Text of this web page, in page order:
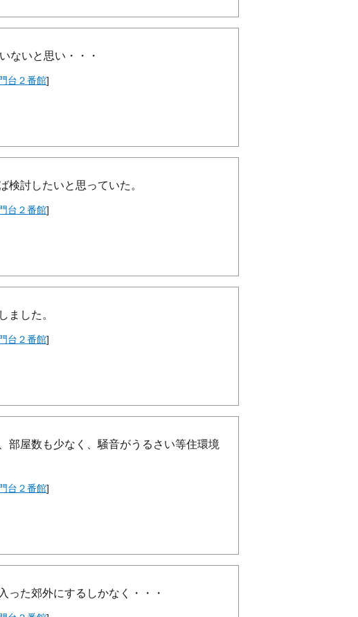
ないと思い・・・
台２番館]
討したいと思っていた。
台２番館]
ました。
台２番館]
部屋数も少なく、騒音がうるさい等住環境
台２番館]
った郊外にするしかなく・・・